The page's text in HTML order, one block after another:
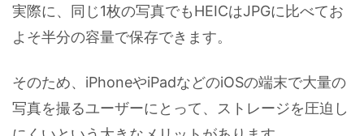
実際に、同じ1枚の写真でもHEICはJPGに比べてお
よそ半分の容量で保存できます。
そのため、iPhoneやiPadなどのiOSの端末で大量の
写真を撮るユーザーにとって、ストレージを圧迫し